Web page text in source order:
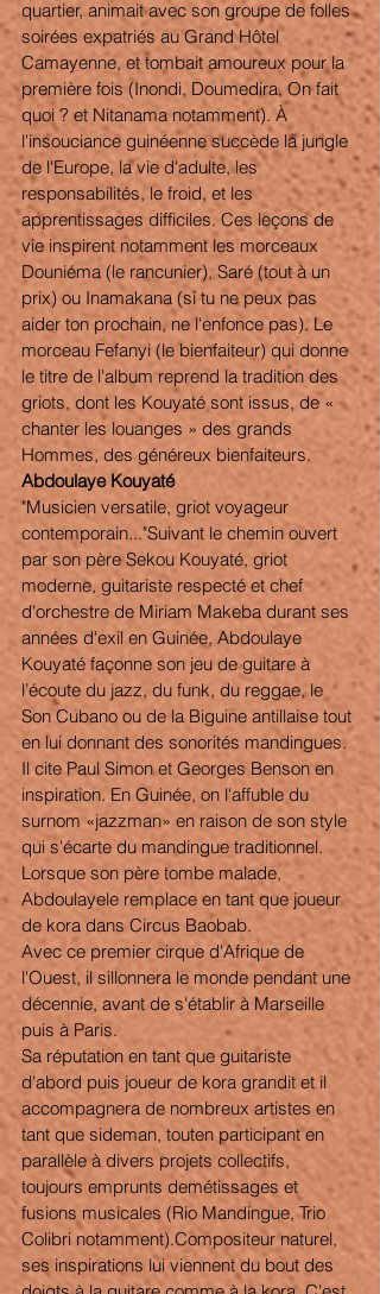
quartier, animait avec son groupe de folles
soirées expatriés au Grand Hôtel
Camayenne, et tombait amoureux pour la
première fois (Inondi, Doumedira, On fait
quoi ? et Nitanama notamment). À
l'insouciance guinéenne succède la jungle
de l'Europe, la vie d'adulte, les
responsabilités, le froid, et les
apprentissages difficiles. Ces leçons de
vie inspirent notamment les morceaux
Douniéma (le rancunier), Saré (tout à un
prix) ou Inamakana (si tu ne peux pas
aider ton prochain, ne l'enfonce pas). Le
morceau Fefanyi (le bienfaiteur) qui donne
le titre de l'album reprend la tradition des
griots, dont les Kouyaté sont issus, de «
chanter les louanges » des grands
Hommes, des généreux bienfaiteurs.
Abdoulaye Kouyaté
"Musicien versatile, griot voyageur
contemporain..."Suivant le chemin ouvert
par son père Sekou Kouyaté, griot
moderne, guitariste respecté et chef
d'orchestre de Miriam Makeba durant ses
années d'exil en Guinée, Abdoulaye
Kouyaté façonne son jeu de guitare à
l’écoute du jazz, du funk, du reggae, le
Son Cubano ou de la Biguine antillaise tout
en lui donnant des sonorités mandingues.
Il cite Paul Simon et Georges Benson en
inspiration. En Guinée, on l'affuble du
surnom «jazzman» en raison de son style
qui s'écarte du mandingue traditionnel.
Lorsque son père tombe malade,
Abdoulayele remplace en tant que joueur
de kora dans Circus Baobab.
Avec ce premier cirque d'Afrique de
l'Ouest, il sillonnera le monde pendant une
décennie, avant de s'établir à Marseille
puis à Paris.
Sa réputation en tant que guitariste
d'abord puis joueur de kora grandit et il
accompagnera de nombreux artistes en
tant que sideman, touten participant en
parallèle à divers projets collectifs,
toujours emprunts demétissages et
fusions musicales (Rio Mandingue, Trio
Colibri notamment).Compositeur naturel,
ses inspirations lui viennent du bout des